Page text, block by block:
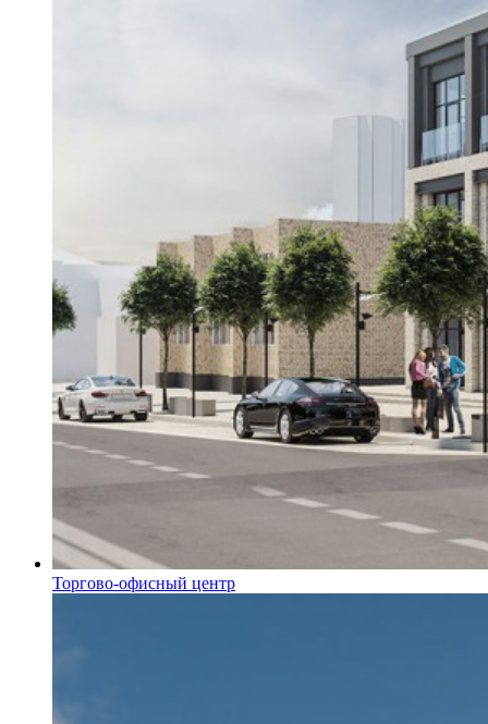
Торгово-офисный центр